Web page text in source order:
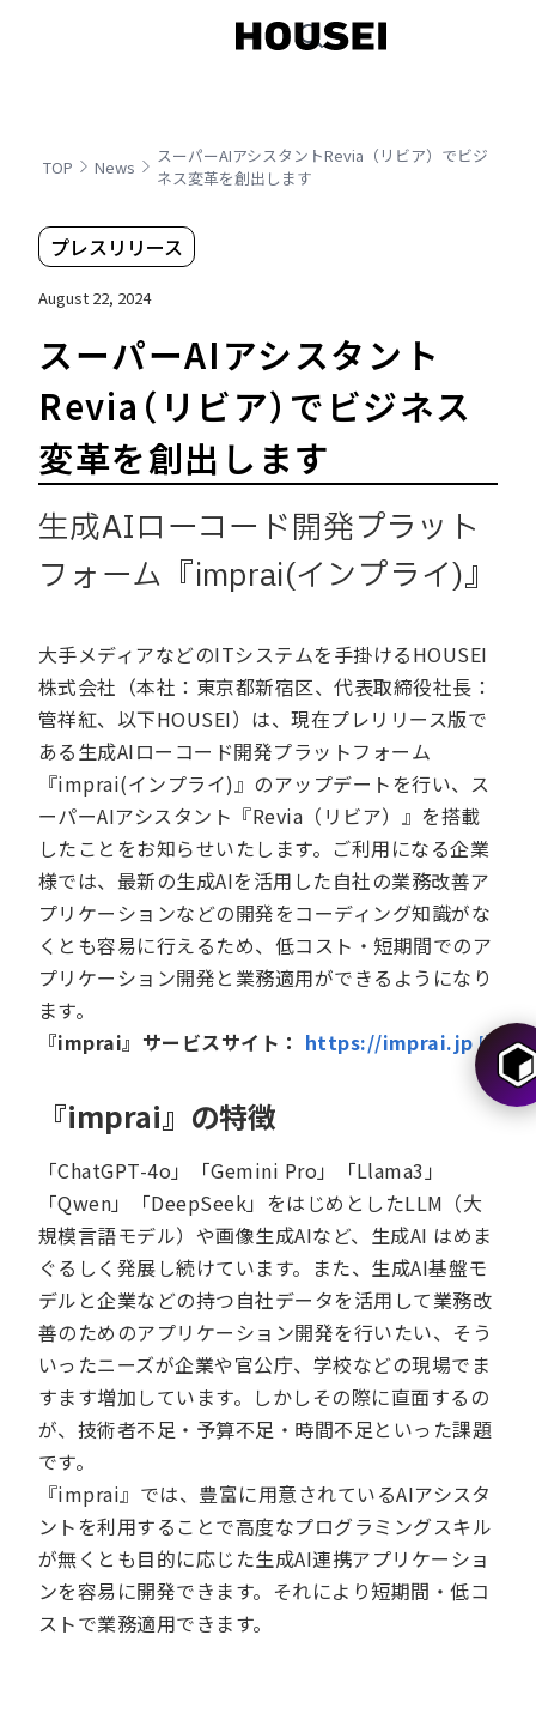
TOP News
スーパーAIアシスタントRevia（リビア）でビジ
ネス変革を創出します
プレスリリース
August 22, 2024
スーパーAIアシスタント
Revia（リビア）でビジネス
変革を創出します
生成AIローコード開発プラット
フォーム『imprai(インプライ)』
大手メディアなどのITシステムを手掛けるHOUSEI
株式会社（本社：東京都新宿区、代表取締役社長：
管祥紅、以下HOUSEI）は、現在プレリリース版で
ある生成AIローコード開発プラットフォーム
『imprai(インプライ)』のアップデートを行い、ス
ーパーAIアシスタント『Revia（リビア）』を搭載
したことをお知らせいたします。ご利用になる企業
様では、最新の生成AIを活用した自社の業務改善ア
プリケーションなどの開発をコーディング知識がな
くとも容易に行えるため、低コスト・短期間でのア
プリケーション開発と業務適用ができるようになり
ます。
『imprai』サービスサイト： https://imprai.jp
『imprai』の特徴
「ChatGPT-4o」「Gemini Pro」「Llama3」
「Qwen」「DeepSeek」をはじめとしたLLM（大
規模言語モデル）や画像生成AIなど、生成AI はめま
ぐるしく発展し続けています。また、生成AI基盤モ
デルと企業などの持つ自社データを活用して業務改
善のためのアプリケーション開発を行いたい、そう
いったニーズが企業や官公庁、学校などの現場でま
すます増加しています。しかしその際に直面するの
が、技術者不足・予算不足・時間不足といった課題
です。
『imprai』では、豊富に用意されているAIアシスタ
ントを利用することで高度なプログラミングスキル
が無くとも目的に応じた生成AI連携アプリケーショ
ンを容易に開発できます。それにより短期間・低コ
ストで業務適用できます。